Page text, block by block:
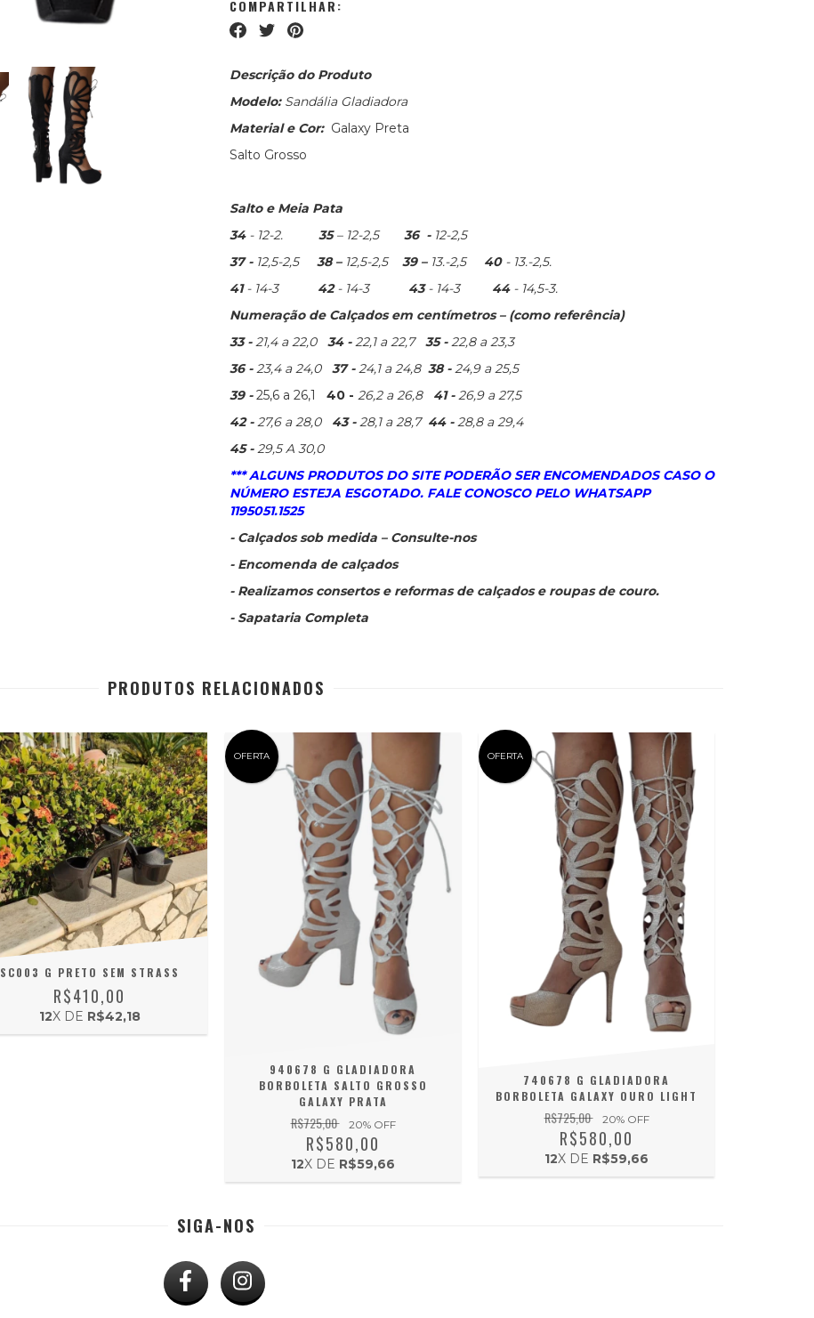
COMPARTILHAR:
Descrição do Produto
Modelo: Sandália Gladiadora
Material e Cor:Galaxy Preta
Salto Grosso
Salto e Meia Pata
34- 12-2. 35– 12-2,5 36 - 12-2,5
37 - 12,5-2,5 38 – 12,5-2,5 39 – 13.-2,5 40 - 13.-2,5.
41- 14-3 42- 14-3 43- 14-3 44- 14,5-3.
Numeração de Calçados em centímetros – (como referência)
33 -21,4 a 22,0 34 -22,1 a 22,7 35 -22,8 a 23,3
36 -23,4 a 24,037 -24,1 a 24,8 38 -24,9 a 25,5
39 -25,6 a 26,1 40 - 26,2 a 26,8 41 -26,9 a 27,5
42 -27,6 a 28,0 43 -28,1 a 28,7 44 -28,8 a 29,4
45 -29,5 A 30,0
*** ALGUNS PRODUTOS DO SITE PODERÃO SER ENCOMENDADOS CASO O
NÚMERO ESTEJA ESGOTADO. FALE CONOSCO PELO WHATSAPP
1195051.1525
- Calçados sob medida – Consulte-nos
- Encomenda de calçados
- Realizamos consertos e reformas de calçados e roupas de couro.
- Sapataria Completa
PRODUTOS RELACIONADOS
SC003 G PRETO SEM STRASS
R$410,00
12X DE R$42,18
OFERTA
940678 G GLADIADORA
BORBOLETA SALTO GROSSO
GALAXY PRATA
R$725,00 20% OFF
R$580,00
12X DE R$59,66
OFERTA
740678 G GLADIADORA
BORBOLETA GALAXY OURO LIGHT
R$725,00 20% OFF
R$580,00
12X DE R$59,66
SIGA-NOS